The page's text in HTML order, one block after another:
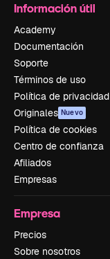
Información útil
Academy
Documentación
Soporte
Términos de uso
Política de privacidad
Originales Nuevo
Política de cookies
Centro de confianza
Afiliados
Empresas
Empresa
Precios
Sobre nosotros